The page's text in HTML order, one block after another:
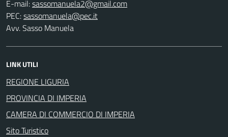
E-mail:
PEC:
Avv. Sasso Manuela
LINK UTILI
REGIONE LIGURIA
PROVINCIA DI IMPERIA
CAMERA DI COMMERCIO DI IMPERIA
Sito Turistico